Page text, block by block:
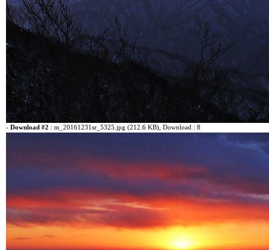
- Download #2 : m_20161231sr_5325.jpg (212.6 KB), Download : 8